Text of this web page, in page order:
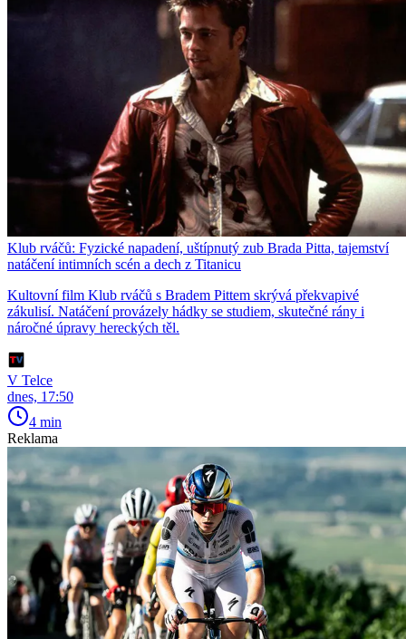
Klub rváčů: Fyzické napadení, uštípnutý zub Brada Pitta, tajemství
natáčení intimních scén a dech z Titanicu
Kultovní film Klub rváčů s Bradem Pittem skrývá překvapivé
zákulisí. Natáčení provázely hádky se studiem, skutečné rány i
náročné úpravy hereckých těl.
V Telce
dnes, 17:50
4 min
Reklama